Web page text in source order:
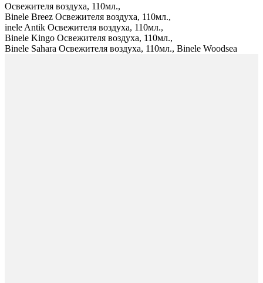
Освежителя воздуха, 110мл.,
Binele Breez Освежителя воздуха, 110мл.,
inele Antik Освежителя воздуха, 110мл.,
Binele Kingo Освежителя воздуха, 110мл.,
Binele Sahara Освежителя воздуха, 110мл., Binele Woodsea